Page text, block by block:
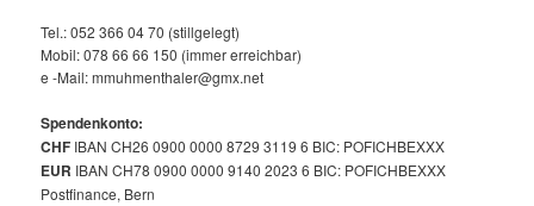
Tel.: 052 366 04 70 (stillgelegt)
Mobil: 078 66 66 150 (immer erreichbar)
e -Mail: mmuhmenthaler@gmx.net
Spendenkonto:
CHF IBAN CH26 0900 0000 8729 3119 6 BIC: POFICHBEXXX
EUR IBAN CH78 0900 0000 9140 2023 6 BIC: POFICHBEXXX
Postfinance, Bern